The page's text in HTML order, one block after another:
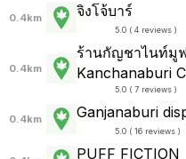
0.4km จิงโจ้บาร์
5.0 ( 4 reviews )
0.4km
ร้านกัญชาไนท์มู
Kanchanaburi
5.0 ( 7 reviews )
0.4km Ganjanaburi
5.0 ( 16 reviews )
PUFF FICTION